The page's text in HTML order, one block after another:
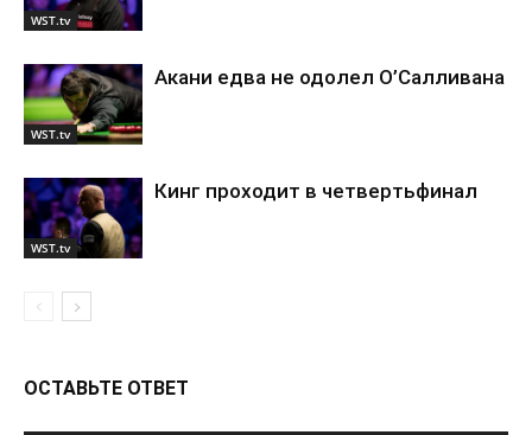
WST.tv
WST.tv
Акани едва не одолел О’Салливана
WST.tv
Кинг проходит в четвертьфинал
ОСТАВЬТЕ ОТВЕТ